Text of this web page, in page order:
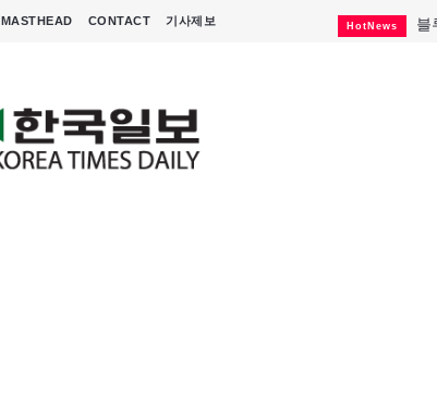
MASTHEAD CONTACT 기사제보 HotNews 블